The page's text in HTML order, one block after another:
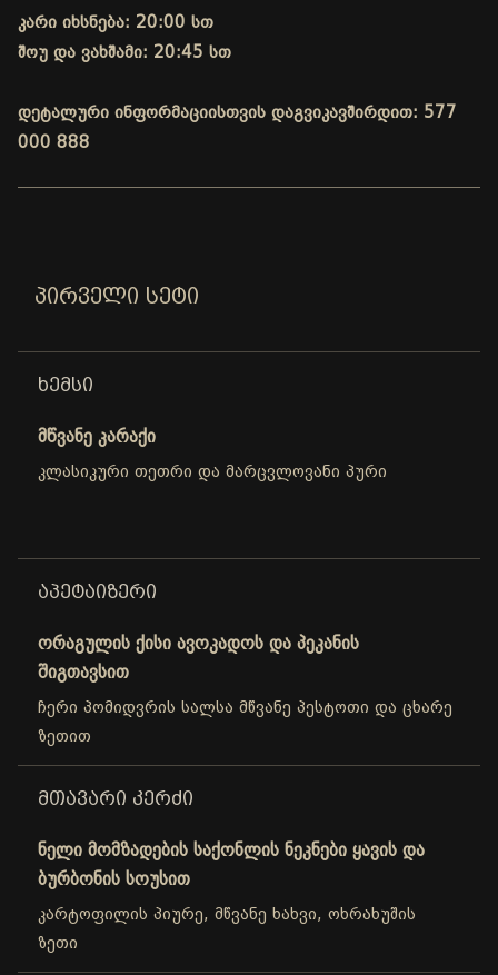
კარი იხსნება: 20:00 სთ
შოუ და ვახშამი: 20:45 სთ
დეტალური ინფორმაციისთვის დაგვიკავშირდით: 577
000 888
ᲞᲘᲠᲕᲔᲚᲘ ᲡᲔᲢᲘ
ᲮᲔᲛᲡᲘ
მწვანე კარაქი
კლასიკური თეთრი და მარცვლოვანი პური
ᲐᲞᲔᲢᲐᲘᲖᲔᲠᲘ
ორაგულის ქისი ავოკადოს და პეკანის
შიგთავსით
ჩერი პომიდვრის სალსა მწვანე პესტოთი და ცხარე
ზეთით
ᲛᲗᲐᲕᲐᲠᲘ ᲙᲔᲠᲫᲘ
ნელი მომზადების საქონლის ნეკნები ყავის და
ბურბონის სოუსით
კარტოფილის პიურე, მწვანე ხახვი, ოხრახუშის
ზეთი